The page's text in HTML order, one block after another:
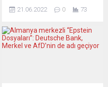
sonbaharında, gerekirse
ülkenin bağımsızlığı
konusunda bir referandum
21.06.2022 0 73